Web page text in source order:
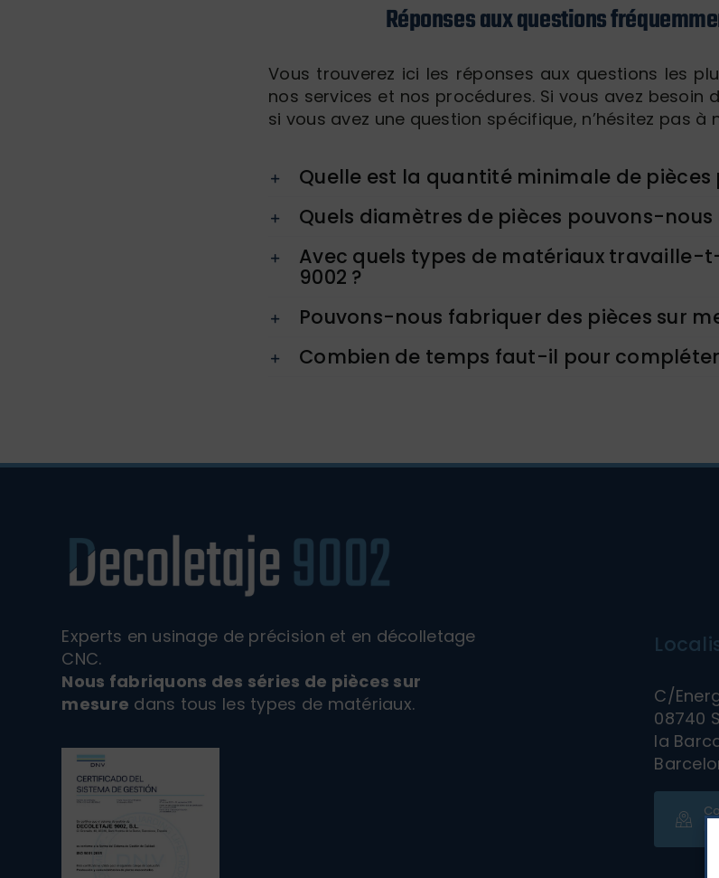
Réponses aux questions
Vous trouverez ici les réponses aux questions les
nos services et nos procédures. Si vous avez besoin
si vous avez une question spécifique, n’hésitez pas à
Quelle est la quantité minimale de pièces
Quels diamètres de pièces pouvons-nous
Avec quels types de matériaux travaille-
9002 ?
Pouvons-nous fabriquer des pièces sur
Combien de temps faut-il pour
Experts en usinage de précision et en décolletage
CNC.
Nous fabriquons des séries de pièces sur
mesure dans tous les types de matériaux.
C/
08740
la